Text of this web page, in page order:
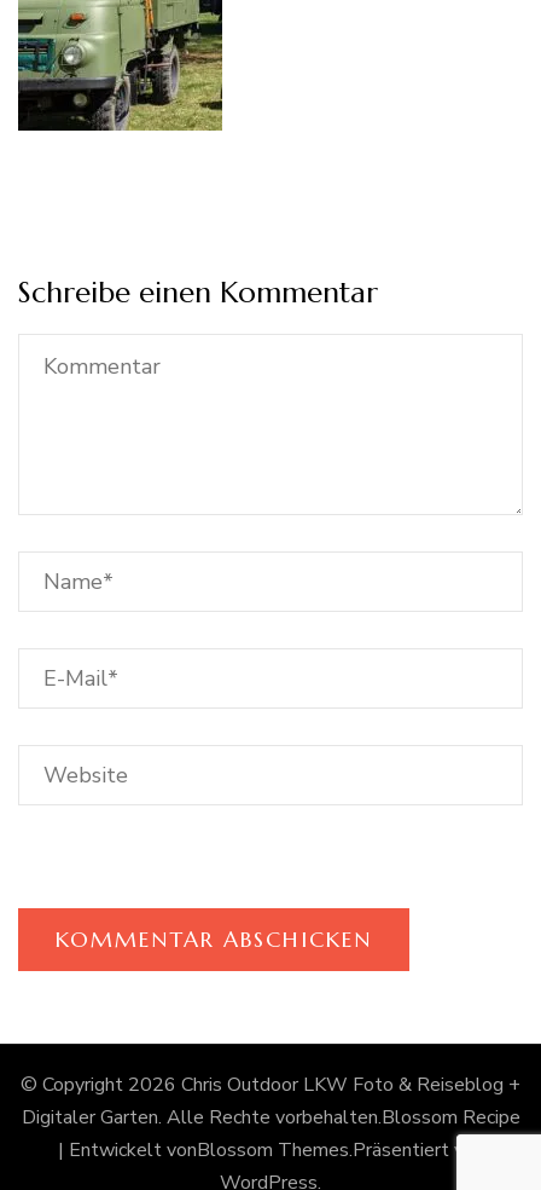
Schreibe einen Kommentar
© Copyright 2026 Chris Outdoor LKW Foto & Reiseblog +
Digitaler Garten. Alle Rechte vorbehalten.Blossom Recipe
| Entwickelt vonBlossom Themes.Präsentiert von
WordPress.